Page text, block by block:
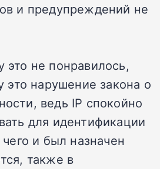
и предупреждений не
не понравилось,
это нарушение закона о
ведь IP спокойно
для идентификации
и был назначен
также в